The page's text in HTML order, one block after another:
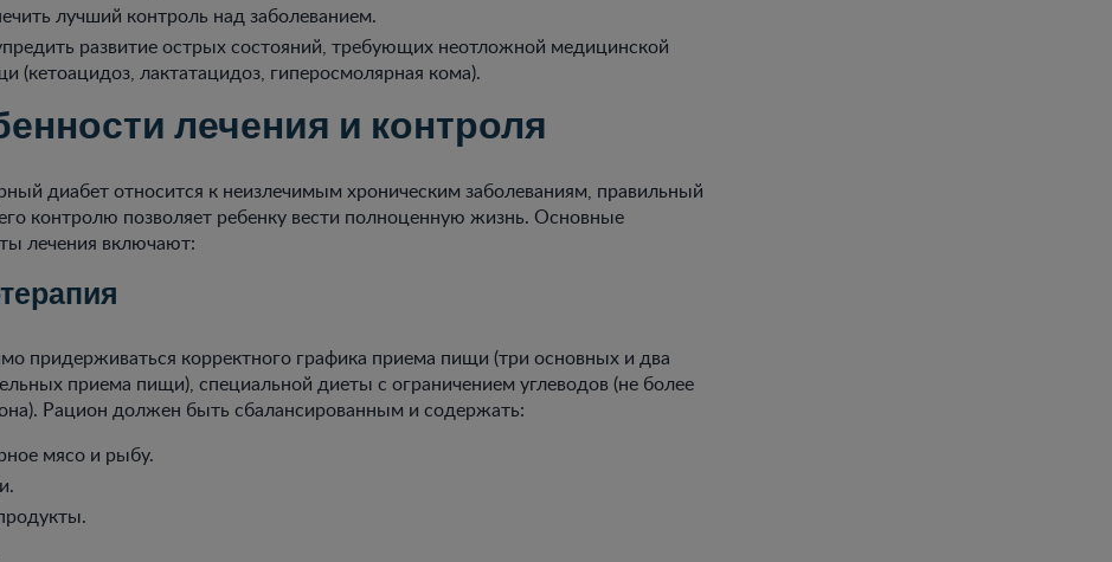
лучший контроль над заболеванием.
развитие острых состояний, требующих неотложной медицинской
(кетоацидоз, лактатацидоз, гиперосмолярная кома).
лечения и контроля
диабет относится к неизлечимым хроническим заболеваниям, правильный
контролю позволяет ребенку вести полноценную жизнь. Основные
лечения включают:
придерживаться корректного графика приема пищи (три основных и два
приема пищи), специальной диеты с ограничением углеводов (не более
Рацион должен быть сбалансированным и содержать:
мясо и рыбу.